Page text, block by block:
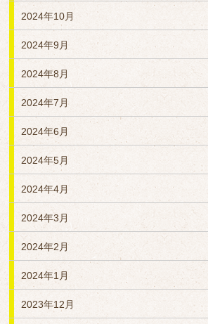
2024年10月
2024年9月
2024年8月
2024年7月
2024年6月
2024年5月
2024年4月
2024年3月
2024年2月
2024年1月
2023年12月